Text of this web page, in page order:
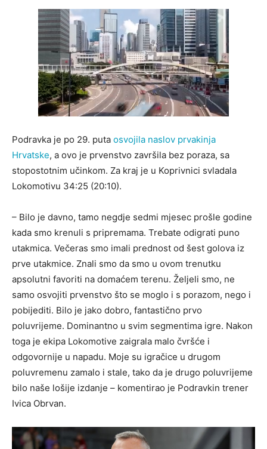
Podravka je po 29. puta osvojila naslov prvakinja
Hrvatske, a ovo je prvenstvo završila bez poraza, sa
stopostotnim učinkom. Za kraj je u Koprivnici svladala
Lokomotivu 34:25 (20:10).
– Bilo je davno, tamo negdje sedmi mjesec prošle godine
kada smo krenuli s pripremama. Trebate odigrati puno
utakmica. Večeras smo imali prednost od šest golova iz
prve utakmice. Znali smo da smo u ovom trenutku
apsolutni favoriti na domaćem terenu. Željeli smo, ne
samo osvojiti prvenstvo što se moglo i s porazom, nego i
pobijediti. Bilo je jako dobro, fantastično prvo
poluvrijeme. Dominantno u svim segmentima igre. Nakon
toga je ekipa Lokomotive zaigrala malo čvršće i
odgovornije u napadu. Moje su igračice u drugom
poluvremenu zamalo i stale, tako da je drugo poluvrijeme
bilo naše lošije izdanje – komentirao je Podravkin trener
Ivica Obrvan.